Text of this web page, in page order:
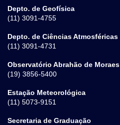
Depto. de Geofísica
(11) 3091-4755
Depto. de Ciências Atmosféricas
(11) 3091-4731
Observatório Abrahão de Moraes
(19) 3856-5400
Estação Meteorológica
(11) 5073-9151
Secretaria de Graduação